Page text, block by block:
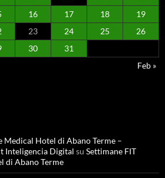
16 17 18
19
23 24 25
26
30
31
Feb »
Medical Hotel di Abano Terme –
Inteligencia Digital su Settimane FIT
di Abano Terme